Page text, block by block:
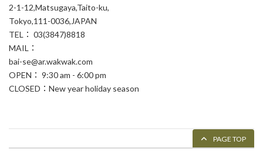
2-1-12,Matsugaya,Taito-ku,
Tokyo,111-0036,JAPAN
TEL： 03(3847)8818
MAIL：
bai-se@ar.wakwak.com
OPEN： 9:30 am - 6:00 pm
CLOSED：New year holiday season
PAGE TOP